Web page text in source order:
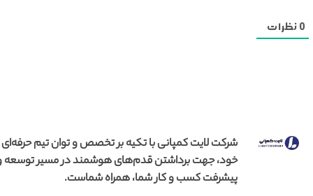
0 نظرات
شرکت لایت کمپانی با تکیه بر تخصص و توان تیم حرفه‌ای
خود، جهت برداشتن قدم‌های هوشمند در مسیر توسعه
پیشرفت کسب و کار شما، همراه شماست.